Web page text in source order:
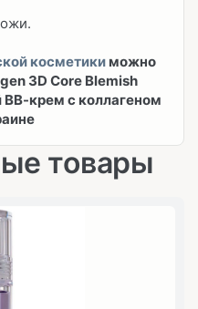
косметики можно
3D Core Blemish
ВВ-крем с коллагеном
товары